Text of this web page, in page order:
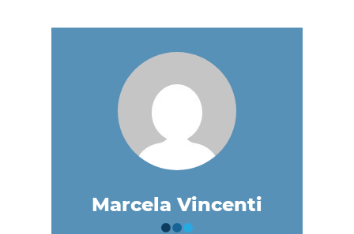
Marcela Vincenti